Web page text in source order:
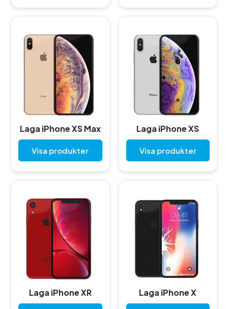
Laga iPhone XS Max
Visa produkter
Laga iPhone XS
Visa produkter
Laga iPhone XR Laga iPhone X